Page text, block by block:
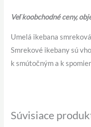
Veľkoobchodné ceny,
Umelá ikebana
Smrekové ikebany sú
k smútočným a k
Súvisiace